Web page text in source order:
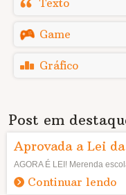
Texto
Game
Gráfico
Post em
Aprovada a Lei
AGORA É LEI! Merenda
Continuar lendo